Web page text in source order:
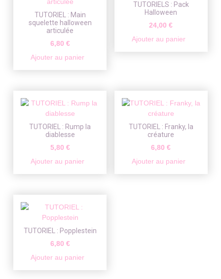
TUTORIEL : Main
squelette halloween
articulée
6,80 €
Ajouter au panier
TUTORIELS : Pack
Halloween
24,00€
Ajouter au panier
TUTORIEL : Rump la
diablesse
5,80 €
Ajouter au panier
TUTORIEL : Franky, la
créature
6,80€
Ajouter au panier
TUTORIEL : Popplestein
6,80 €
Ajouter au panier